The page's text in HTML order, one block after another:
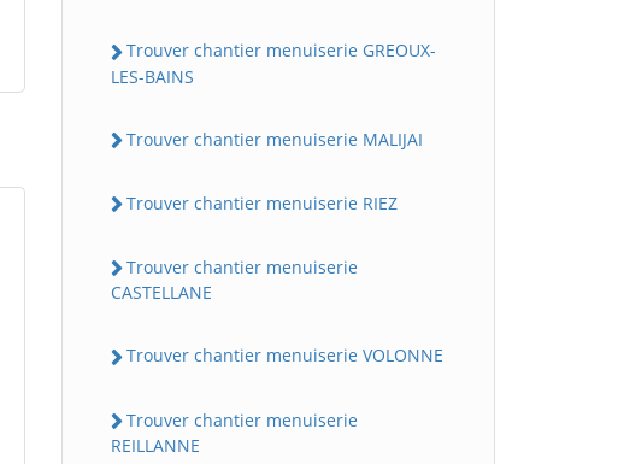
Trouver chantier menuiserie GREOUX-
LES-BAINS
Trouver chantier menuiserie MALIJAI
Trouver chantier menuiserie RIEZ
Trouver chantier menuiserie
CASTELLANE
Trouver chantier menuiserie VOLONNE
Trouver chantier menuiserie
REILLANNE